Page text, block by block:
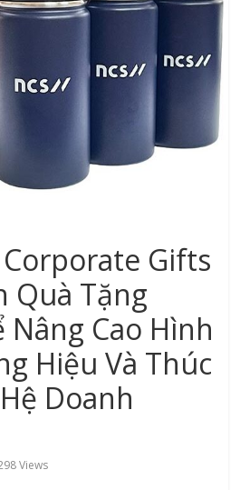
Gifts
Quà Tặng
Cao Hình
Hiệu Và Thúc
Doanh
Views